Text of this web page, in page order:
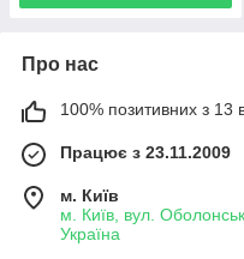
Про нас
100% позитивних з 13
Працює з 23.11.2009
м. Київ
м. Київ, вул.
Україна